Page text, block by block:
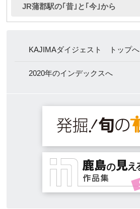
JR蒲郡駅の｢昔｣と｢今｣から
KAJIMAダイジェスト トップへ
2020年のインデックスへ